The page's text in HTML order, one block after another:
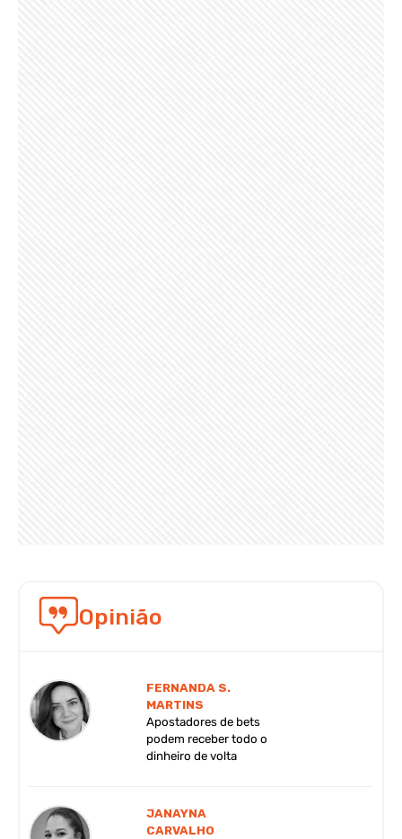
Opinião
FERNANDA S.
MARTINS
Apostadores de bets
podem receber todo o
dinheiro de volta
JANAYNA
CARVALHO